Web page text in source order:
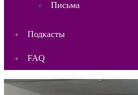
Письма
Подкасты
FAQ